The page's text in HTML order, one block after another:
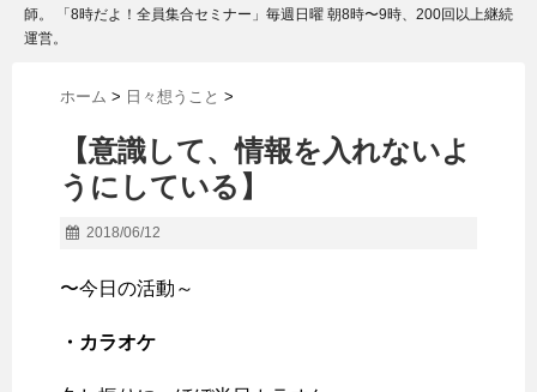
師。 「8時だよ！全員集合セミナー」毎週日曜 朝8時〜9時、200回以上継続
運営。
ホーム > 日々想うこと >
【意識して、情報を入れないよ
うにしている】
2018/06/12
〜今日の活動～
・カラオケ